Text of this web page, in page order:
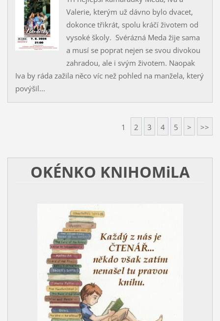
Valerie, kterým už dávno bylo dvacet,
dokonce třikrát, spolu kráčí životem od
vysoké školy. Svérázná Meda žije sama
a musí se poprat nejen se svou divokou
zahradou, ale i svým životem. Naopak
Iva by ráda zažila něco víc než pohled na manžela, který
povýšil...
1 2 3 4 5 > >>
OKÉNKO KNIHOMiLA